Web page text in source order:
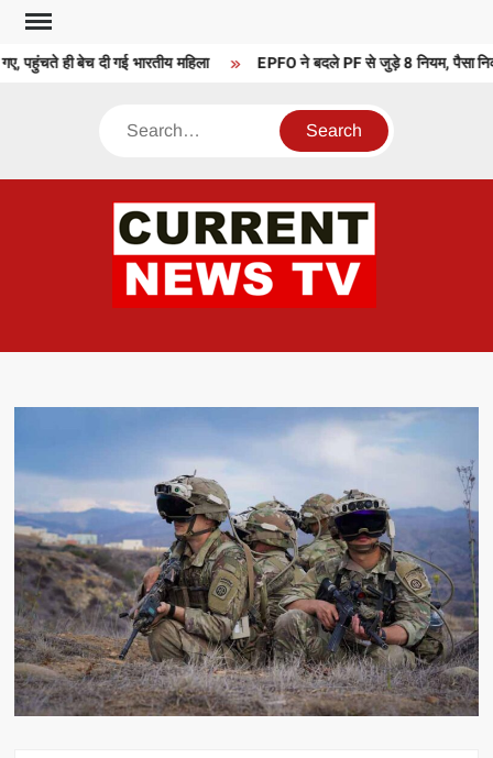
Skip
content
पहुंचते ही बेच दी गई भारतीय महिला EPFO ने बदले PF से जुड़े 8 नियम, पैसा
Search